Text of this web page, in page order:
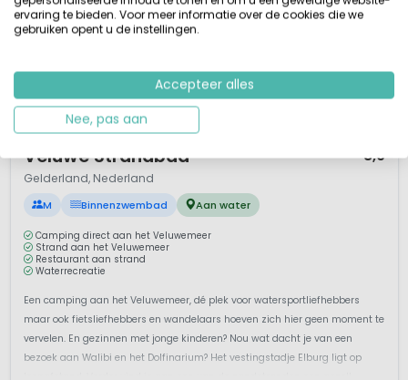
Veluwe Strandbad 8,6
Gelderland, Nederland
M Binnenzwembad Aan water
Camping direct aan het Veluwemeer
Strand aan het Veluwemeer
Restaurant aan strand
Waterrecreatie
Een camping aan het Veluwemeer, dé plek voor watersportliefhebbers
maar ook fietsliefhebbers en wandelaars hoeven zich hier geen moment te
vervelen. En gezinnen met jonge kinderen? Nou wat dacht je van een
bezoek aan Walibi en het Dolfinarium? Het vestingstadje Elburg ligt op
ervaring te bieden. Voor meer informatie over de cookies die we
gebruiken opent u de instellingen.
Accepteer alles
Nee, pas aan